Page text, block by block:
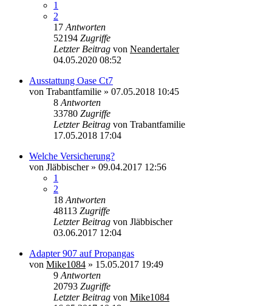
1
2
17 Antworten
52194 Zugriffe
Letzter Beitrag von Neandertaler
04.05.2020 08:52
Ausstattung Oase Ct7
von Trabantfamilie » 07.05.2018 10:45
8 Antworten
33780 Zugriffe
Letzter Beitrag von Trabantfamilie
17.05.2018 17:04
Welche Versicherung?
von Jläbbischer» 09.04.2017 12:56
1
2
18 Antworten
48113 Zugriffe
Letzter Beitrag von Jläbbischer
03.06.2017 12:04
Adapter 907 auf Propangas
von Mike1084 » 15.05.2017 19:49
9 Antworten
20793 Zugriffe
Letzter Beitrag von Mike1084